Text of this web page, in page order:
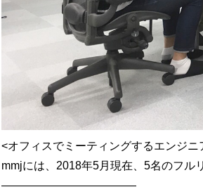
<オフィスでミーティングするエンジニ
mmjには、2018年5月現在、5名のフル
————————————